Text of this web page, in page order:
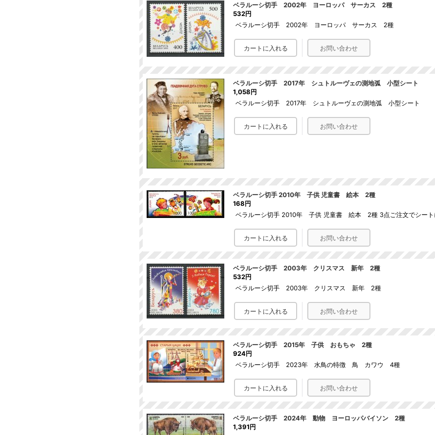
ベラルーシ切手 2002年 ヨーロッパ サーカス 2種
532円
ベラルーシ切手 2002年 ヨーロッパ サーカス 2種
ベラルーシ切手 2017年 シュトルーヴェの測地弧 小型シート
1,058円
ベラルーシ切手 2017年 シュトルーヴェの測地弧 小型シート
ベラルーシ切手 2010年 子供 児童書 絵本 2種
168円
ベラルーシ切手 2010年 子供 児童書 絵本 2種 3点ご注文でシート
ベラルーシ切手 2003年 クリスマス 新年 2種
532円
ベラルーシ切手 2003年 クリスマス 新年 2種
ベラルーシ切手 2015年 子供 おもちゃ 2種
924円
ベラルーシ切手 2023年 水鳥の特徴 鳥 カワウ 4種
ベラルーシ切手 2024年 動物 ヨーロッパバイソン 2種
1,391円